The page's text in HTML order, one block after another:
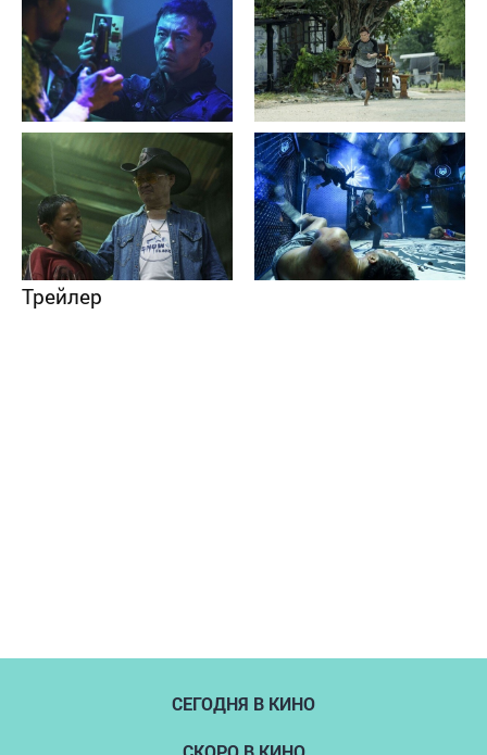
Трейлер
СЕГОДНЯ В КИНО